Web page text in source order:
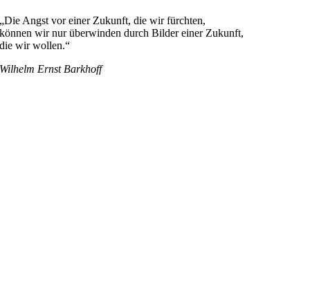
„Die Angst vor einer Zukunft, die wir fürchten,
können wir nur überwinden durch Bilder einer Zukunft,
die wir wollen.“
Wilhelm Ernst Barkhoff